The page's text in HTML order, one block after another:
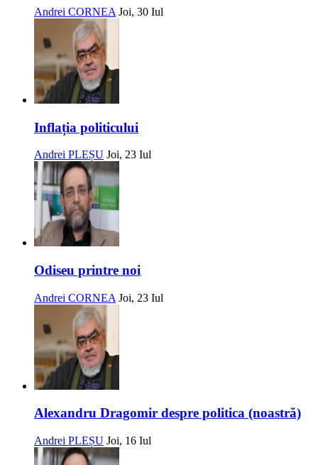
Andrei CORNEA Joi, 30 Iul
Inflația politicului
Andrei PLEȘU Joi, 23 Iul
Odiseu printre noi
Andrei CORNEA Joi, 23 Iul
Alexandru Dragomir despre politica (noastră)
Andrei PLEȘU Joi, 16 Iul